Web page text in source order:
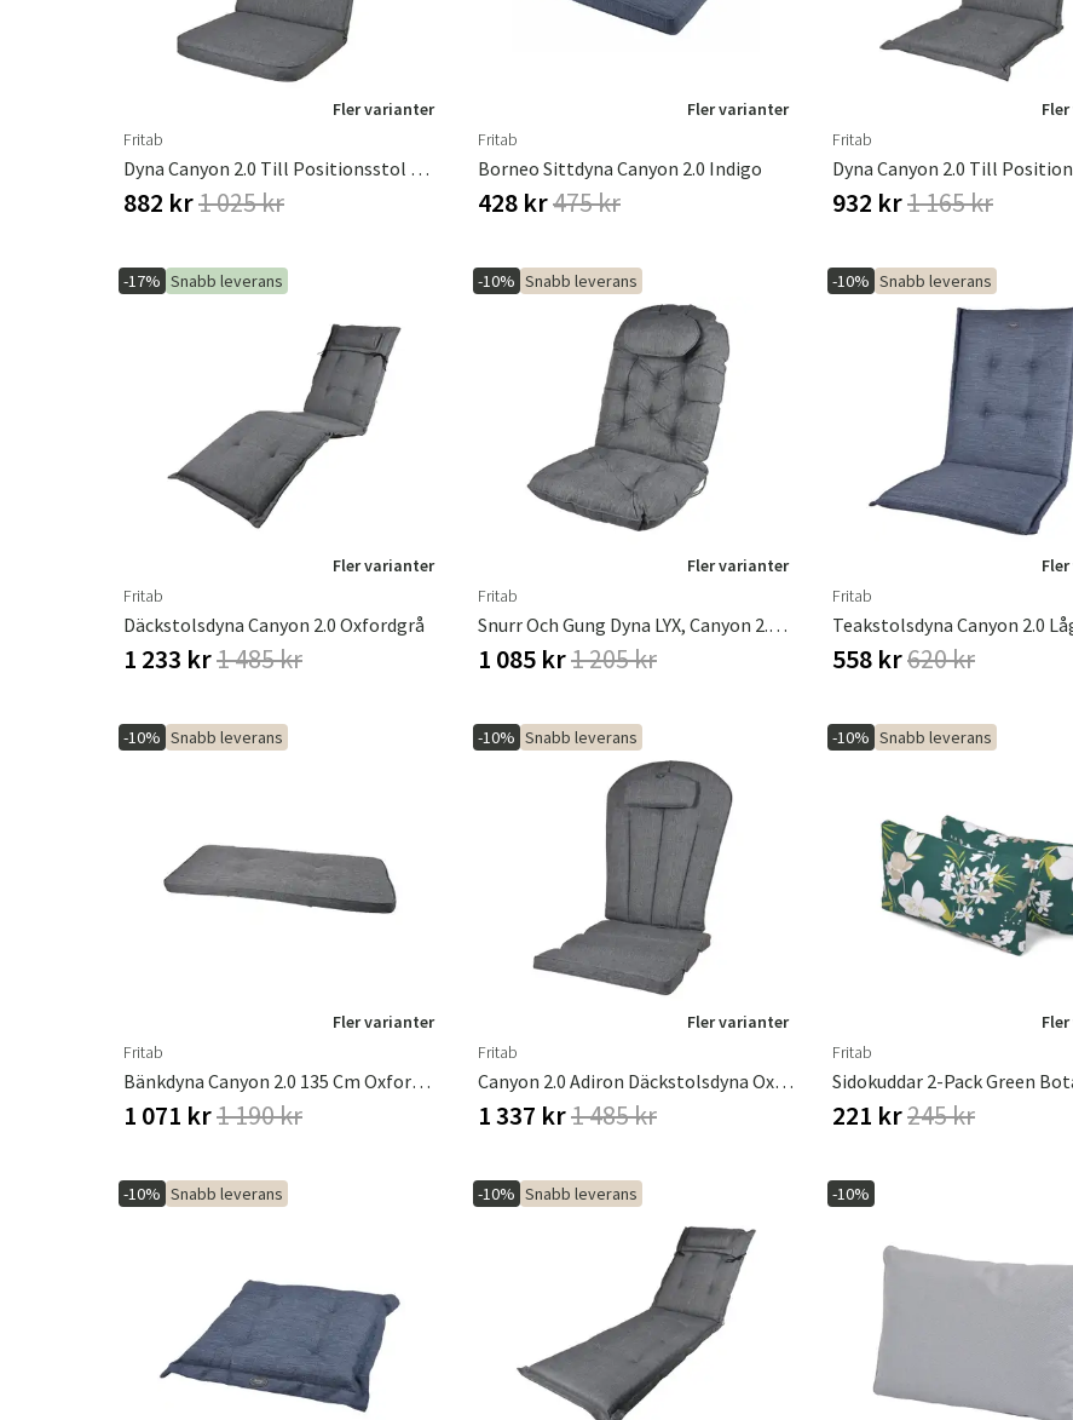
Fler varianter
Fritab
Dyna Canyon 2.0 Till Positionsstol Oxfordgrå
882 kr1 025 kr
Fler varianter
Fritab
Borneo Sittdyna Canyon 2.0 Indigo
428 kr475 kr
Fritab
932 kr1 165 kr
-17% Snabb leverans
Fler varianter
Fritab
Däckstolsdyna Canyon 2.0 Oxfordgrå
1 233 kr1 485 kr
-10% Snabb leverans
Fler varianter
Fritab
Snurr Och Gung Dyna LYX, Canyon 2.0 Oxfordgrå
1 085 kr1 205 kr
-10% Snabb leverans
Fritab
Teakstolsdyna Canyon 2.0
558 kr620 kr
-10% Snabb leverans
Fler varianter
Fritab
Bänkdyna Canyon 2.0 135 Cm Oxfordgrå
1 071 kr1 190 kr
-10% Snabb leverans
Fler varianter
Fritab
Canyon 2.0 Adiron Däckstolsdyna Oxfordgrå
1 337 kr1 485 kr
-10% Snabb leverans
Fritab
Sidokuddar 2-Pack Green
221 kr245 kr
-10% Snabb leverans -10% Snabb leverans -10%